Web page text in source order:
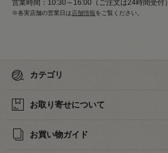
営業時間：10:30～16:00（ご注文は24時間受付）
※各実店舗の営業日は 店舗情報をご覧ください。
カテゴリ
お取り寄せについて
お買い物ガイド